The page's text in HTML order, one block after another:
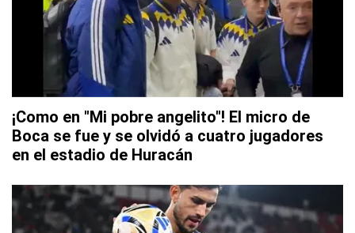
¡Como en "Mi pobre angelito"! El micro de
Boca se fue y se olvidó a cuatro jugadores
en el estadio de Huracán